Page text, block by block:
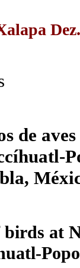
de
birds at